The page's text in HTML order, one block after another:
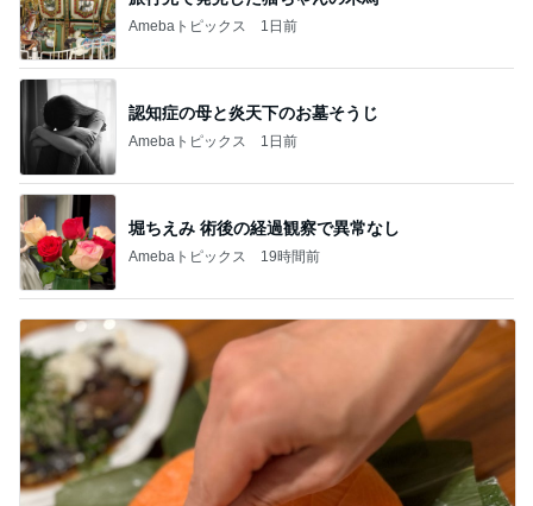
Amebaトピックス 1日前
認知症の母と炎天下のお墓そうじ
Amebaトピックス 1日前
堀ちえみ 術後の経過観察で異常なし
Amebaトピックス 19時間前